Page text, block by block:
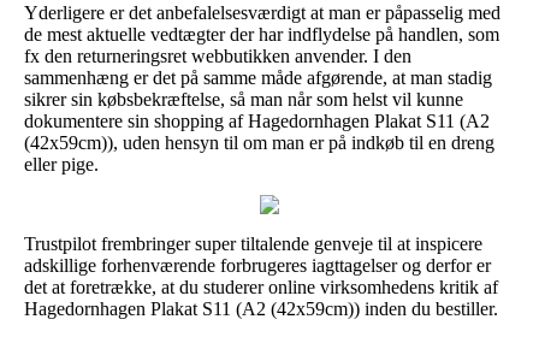
Yderligere er det anbefalelsesværdigt at man er påpasselig med
de mest aktuelle vedtægter der har indflydelse på handlen, som
fx den returneringsret webbutikken anvender. I den
sammenhæng er det på samme måde afgørende, at man stadig
sikrer sin købsbekræftelse, så man når som helst vil kunne
dokumentere sin shopping af Hagedornhagen Plakat S11 (A2
(42x59cm)), uden hensyn til om man er på indkøb til en dreng
eller pige.
Trustpilot frembringer super tiltalende genveje til at inspicere
adskillige forhenværende forbrugeres iagttagelser og derfor er
det at foretrække, at du studerer online virksomhedens kritik af
Hagedornhagen Plakat S11 (A2 (42x59cm)) inden du bestiller.